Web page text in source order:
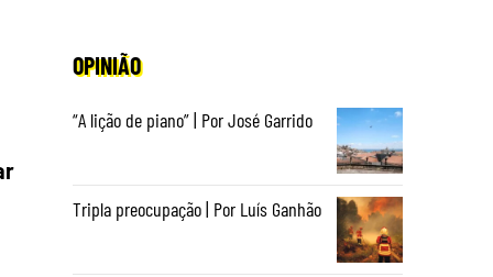
OPINIÃO
“A lição de piano” | Por José Garrido
Tripla preocupação | Por Luís Ganhão